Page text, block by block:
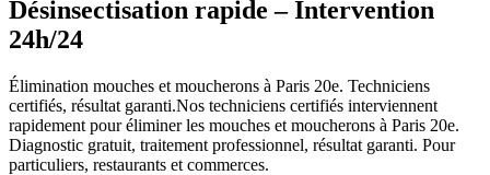
Désinsectisation rapide – Intervention
24h/24
Élimination mouches et moucherons à Paris 20e. Techniciens
certifiés, résultat garanti.Nos techniciens certifiés interviennent
rapidement pour éliminer les mouches et moucherons à Paris 20e.
Diagnostic gratuit, traitement professionnel, résultat garanti. Pour
particuliers, restaurants et commerces.